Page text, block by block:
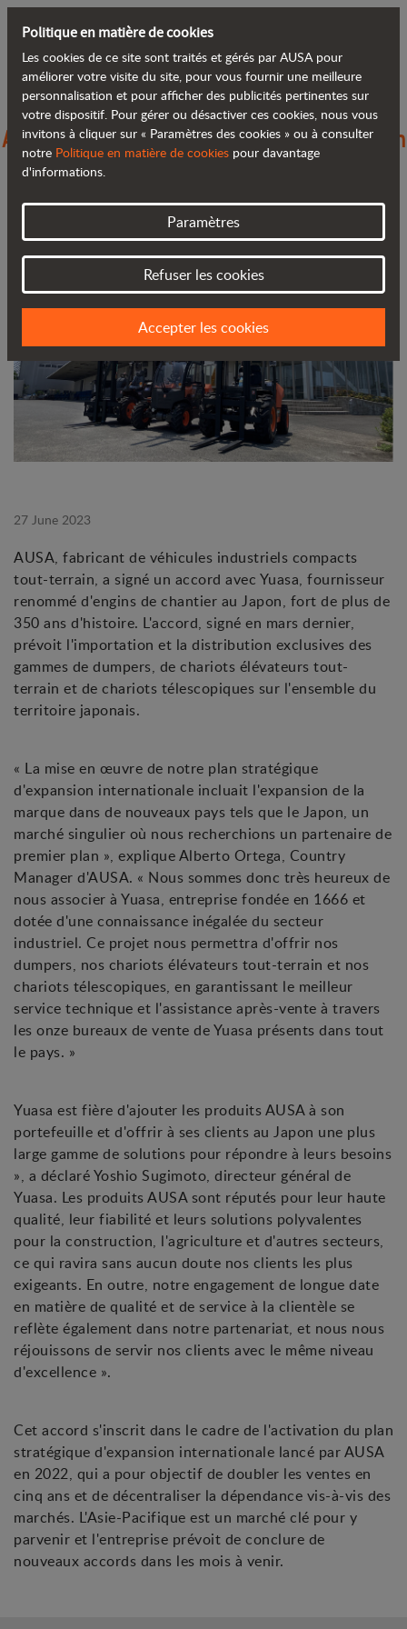
Retour au blog
AUSA développe sa marque au Japon en
s'associant à Yuasa
27 June 2023
AUSA, fabricant de véhicules industriels compacts
tout-terrain, a signé un accord avec Yuasa, fournisseur
renommé d'engins de chantier au Japon, fort de plus de
350 ans d'histoire. L'accord, signé en mars dernier,
prévoit l'importation et la distribution exclusives des
gammes de dumpers, de chariots élévateurs tout-
terrain et de chariots télescopiques sur l'ensemble du
territoire japonais.
« La mise en œuvre de notre plan stratégique
d'expansion internationale incluait l'expansion de la
marque dans de nouveaux pays tels que le Japon, un
marché singulier où nous recherchions un partenaire de
premier plan », explique Alberto Ortega, Country
Manager d'AUSA. « Nous sommes donc très heureux de
nous associer à Yuasa, entreprise fondée en 1666 et
dotée d'une connaissance inégalée du secteur
industriel. Ce projet nous permettra d'offrir nos
dumpers, nos chariots élévateurs tout-terrain et nos
chariots télescopiques, en garantissant le meilleur
service technique et l'assistance après-vente à travers
les onze bureaux de vente de Yuasa présents dans tout
le pays. »
Yuasa est fière d'ajouter les produits AUSA à son
portefeuille et d'offrir à ses clients au Japon une plus
large gamme de solutions pour répondre à leurs besoins
», a déclaré Yoshio Sugimoto, directeur général de
Yuasa. Les produits AUSA sont réputés pour leur haute
qualité, leur fiabilité et leurs solutions polyvalentes
pour la construction, l'agriculture et d'autres secteurs,
ce qui ravira sans aucun doute nos clients les plus
exigeants. En outre, notre engagement de longue date
en matière de qualité et de service à la clientèle se
reflète également dans notre partenariat, et nous nous
réjouissons de servir nos clients avec le même niveau
d'excellence ».
Cet accord s'inscrit dans le cadre de l'activation du plan
stratégique d'expansion internationale lancé par AUSA
en 2022, qui a pour objectif de doubler les ventes en
cinq ans et de décentraliser la dépendance vis-à-vis des
marchés. L'Asie-Pacifique est un marché clé pour y
parvenir et l'entreprise prévoit de conclure de
nouveaux accords dans les mois à venir.
Politique en matière de cookies
Les cookies de ce site sont traités et gérés par AUSA pour
améliorer votre visite du site, pour vous fournir une meilleure
personnalisation et pour afficher des publicités pertinentes sur
votre dispositif. Pour gérer ou désactiver ces cookies, nous vous
invitons à cliquer sur « Paramètres des cookies » ou à consulter
notre Politique en matière de cookies pour davantage
d'informations.
Paramètres
Refuser les cookies
Accepter les cookies